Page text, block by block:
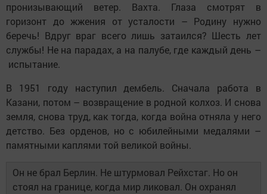
пронизывающий ветер. Вахта. Глаза смотрят в
горизонт до жжения от усталости – Родину нужно
беречь! Вдруг враг всего лишь затаился? Шесть лет
службы! Не на парадах, а на палубе, где каждый день –
испытание.
В 1951 году наступил дембель. Сначала работа в
Казани, потом – возвращение в родной колхоз. И снова
земля, снова труд, как тогда, когда война отняла у него
детство. Без орденов, но с юбилейными медалями –
памятными каплями той великой войны.
Он не брал Берлин. Не штурмовал Рейхстаг. Но он
стоял на границе, когда мир ликовал. Он охранял